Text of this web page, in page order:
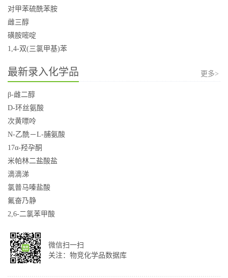
对甲苯硫酰苯胺
雌三醇
磺胺嘧啶
1,4-双(三氯甲基)苯
最新录入化学品 更多>
β-雌二醇
D-环丝氨酸
次黄嘌呤
N-乙酰－L-脯氨酸
17α-羟孕酮
米帕林二盐酸盐
滴滴涕
氯普马嗪盐酸
氟奋乃静
2,6-二氯苯甲酸
微信扫一扫
关注：物竞化学品数据库